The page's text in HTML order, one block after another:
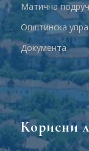
Матична
Општинска
Документа
Корисни